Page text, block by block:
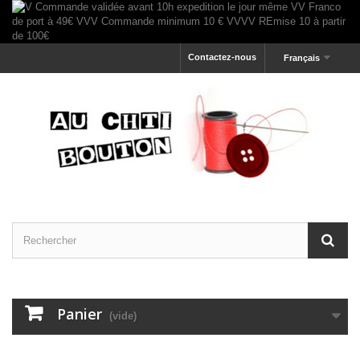
Français
Contactez-nous
Panier (vide)